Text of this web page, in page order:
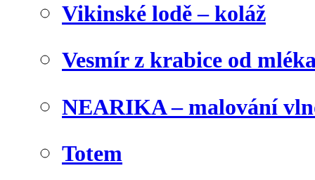
Vikinské lodě – koláž
Vesmír z krabice od
NEARIKA – malování
Totem